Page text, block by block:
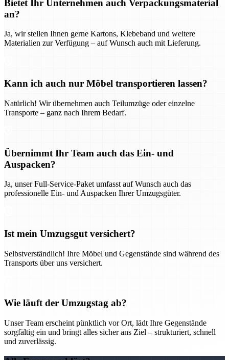
Bietet Ihr Unternehmen auch Verpackungsmaterial
an?
Ja, wir stellen Ihnen gerne Kartons, Klebeband und weitere
Materialien zur Verfügung – auf Wunsch auch mit Lieferung.
Kann ich auch nur Möbel transportieren lassen?
Natürlich! Wir übernehmen auch Teilumzüge oder einzelne
Transporte – ganz nach Ihrem Bedarf.
Übernimmt Ihr Team auch das Ein- und
Auspacken?
Ja, unser Full-Service-Paket umfasst auf Wunsch auch das
professionelle Ein- und Auspacken Ihrer Umzugsgüter.
Ist mein Umzugsgut versichert?
Selbstverständlich! Ihre Möbel und Gegenstände sind während des
Transports über uns versichert.
Wie läuft der Umzugstag ab?
Unser Team erscheint pünktlich vor Ort, lädt Ihre Gegenstände
sorgfältig ein und bringt alles sicher ans Ziel – strukturiert, schnell
und zuverlässig.